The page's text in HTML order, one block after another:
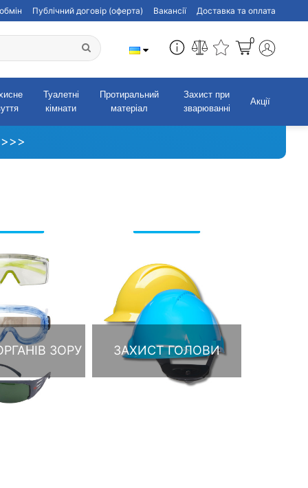
Публічний договір (оферта) Вакансії Доставка та оплата
0
Туалетні
кімнати
Протиральний
матеріал
Захист при
зварюванні
Акції
>>>
ЗОРУ ЗАХИСТ ГОЛОВИ